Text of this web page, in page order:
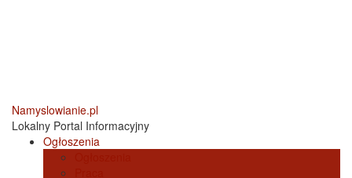
Namyslowianie.pl
Lokalny Portal Informacyjny
Ogłoszenia